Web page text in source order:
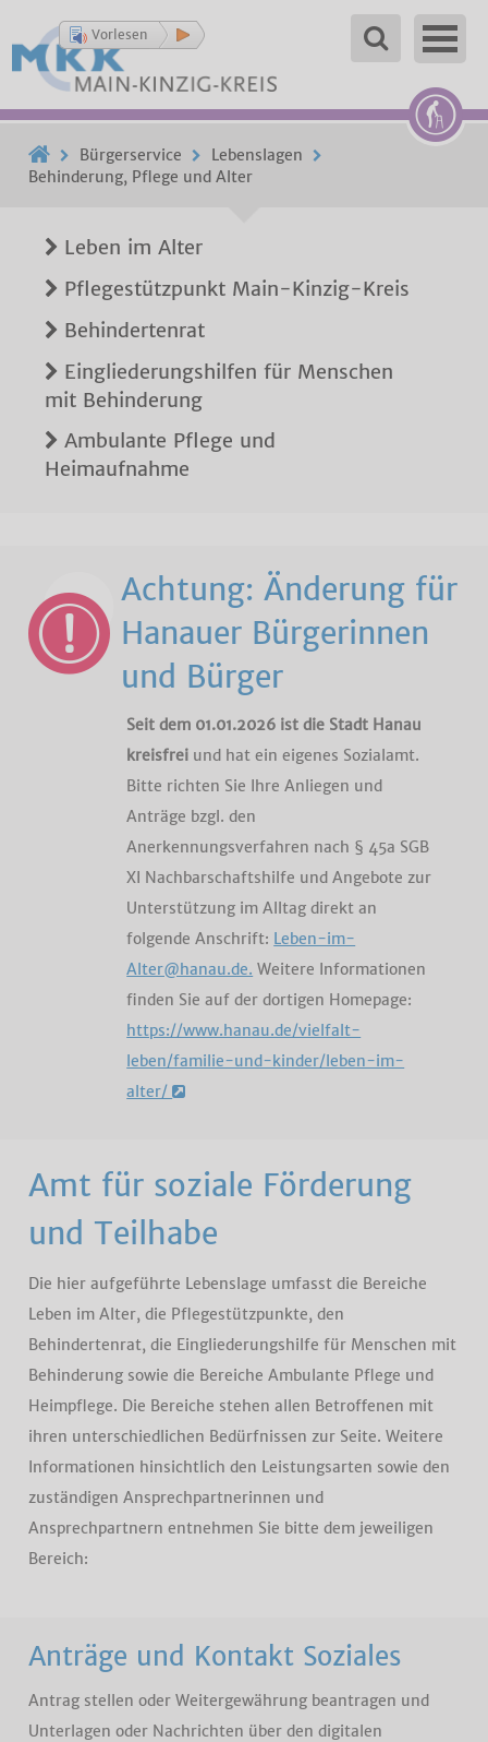
Vorlesen
Bürgerservice
Lebenslagen
Behinderung, Pflege und Alter
Leben im Alter
Pflegestützpunkt Main-Kinzig-Kreis
Behindertenrat
Eingliederungshilfen für Menschen
mit Behinderung
Ambulante Pflege und
Heimaufnahme
Achtung: Änderung für
Hanauer Bürgerinnen
und Bürger
Seit dem 01.01.2026 ist die Stadt Hanau
kreisfrei und hat ein eigenes Sozialamt.
Bitte richten Sie Ihre Anliegen und
Anträge bzgl. den
Anerkennungsverfahren nach § 45a SGB
XI Nachbarschaftshilfe und Angebote zur
Unterstützung im Alltag direkt an
folgende Anschrift: Leben-im-
Alter@hanau.de. Weitere Informationen
finden Sie auf der dortigen Homepage:
https://www.hanau.de/vielfalt-
leben/familie-und-kinder/leben-im-
alter/
Amt für soziale Förderung
und Teilhabe
Die hier aufgeführte Lebenslage umfasst die Bereiche
Leben im Alter, die Pflegestützpunkte, den
Behindertenrat, die Eingliederungshilfe für Menschen mit
Behinderung sowie die Bereiche Ambulante Pflege und
Heimpflege. Die Bereiche stehen allen Betroffenen mit
ihren unterschiedlichen Bedürfnissen zur Seite. Weitere
Informationen hinsichtlich den Leistungsarten sowie den
zuständigen Ansprechpartnerinnen und
Ansprechpartnern entnehmen Sie bitte dem jeweiligen
Bereich:
Anträge und Kontakt Soziales
Antrag stellen oder Weitergewährung beantragen und
Unterlagen oder Nachrichten über den digitalen